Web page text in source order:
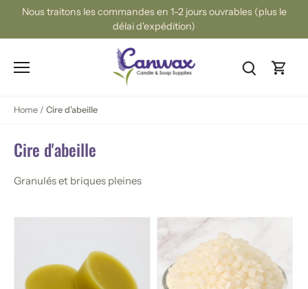
Passer
contenu
Nous traitons les commandes en 1-2 jours ouvrables (plus le
délai d'expédition)
Home / Cire d'abeille
Cire d'abeille
Granulés et briques pleines